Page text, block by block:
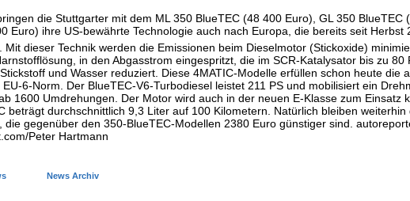
die Stuttgarter mit dem ML 350 BlueTEC (48 400 Euro), GL 350 BlueTEC
Euro) ihre US-bewährte Technologie auch nach Europa, die bereits seit Herbst
Mit dieser Technik werden die Emissionen beim Dieselmotor (Stickoxide)
in den Abgasstrom eingespritzt, die im SCR-Katalysator bis zu 80
und Wasser reduziert. Diese 4MATIC-Modelle erfüllen schon heute die
6-Norm. Der BlueTEC-V6-Turbodiesel leistet 211 PS und mobilisiert ein
1600 Umdrehungen. Der Motor wird auch in der neuen E-Klasse zum Einsatz
beträgt durchschnittlich 9,3 Liter auf 100 Kilometern. Natürlich bleiben
die gegenüber den 350-BlueTEC-Modellen 2380 Euro günstiger sind.
Peter Hartmann
News Archiv